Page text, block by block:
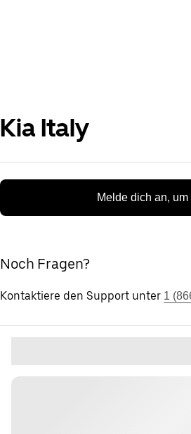
Kia Italy
Melde dich an,
Noch Fragen?
Kontaktiere den Support unter 1